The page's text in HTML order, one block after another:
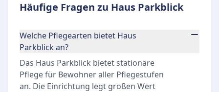
Häufige Fragen zu Haus Parkblick
Welche Pflegearten bietet Haus
Parkblick an?
Das Haus Parkblick bietet stationäre
Pflege für Bewohner aller Pflegestufen
an. Die Einrichtung legt großen Wert